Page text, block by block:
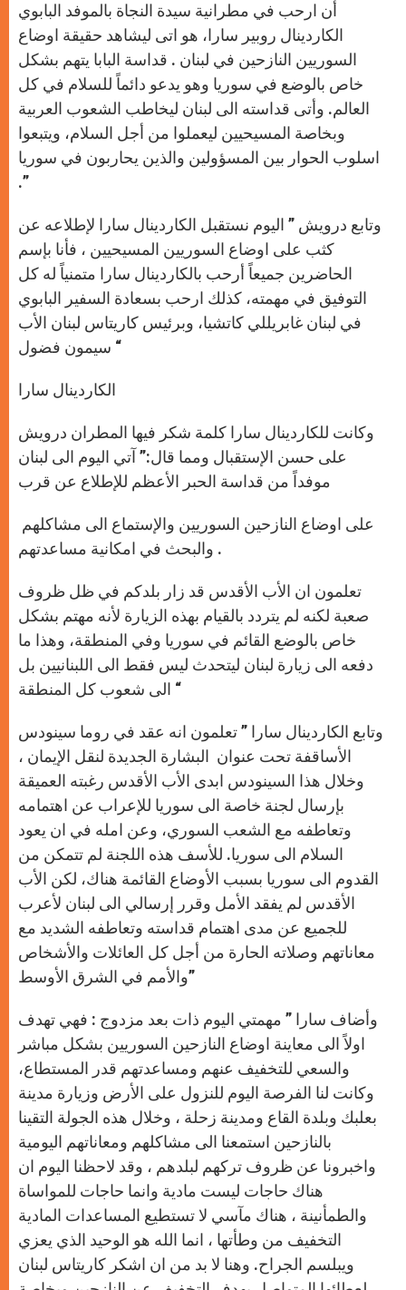
أن ارحب في مطرانية سيدة النجاة بالموفد البابوي
الكاردينال روبير سارا، هو اتى ليشاهد حقيقة اوضاع
السوريين النازحين في لبنان . قداسة البابا يتهم بشكل
خاص بالوضع في سوريا وهو يدعو دائماً للسلام في كل
العالم. وأتى قداسته الى لبنان ليخاطب الشعوب العربية
وبخاصة المسيحيين ليعملوا من أجل السلام، ويتبعوا
اسلوب الحوار بين المسؤولين والذين يحاربون في سوريا
.”
وتابع درويش ” اليوم نستقبل الكاردينال سارا لإطلاعه عن
كثب على اوضاع السوريين المسيحيين ، فأنا بإسم
الحاضرين جميعاً أرحب بالكاردينال سارا متمنياً له كل
التوفيق في مهمته، كذلك ارحب بسعادة السفير البابوي
في لبنان غابريللي كاتشيا، وبرئيس كاريتاس لبنان الأب
سيمون فضول “
الكاردينال سارا
وكانت للكاردينال سارا كلمة شكر فيها المطران درويش
على حسن الإستقبال ومما قال:” آتي اليوم الى لبنان
موفداً من قداسة الحبر الأعظم للإطلاع عن قرب
على اوضاع النازحين السوريين والإستماع الى مشاكلهم
والبحث في امكانية مساعدتهم .
تعلمون ان الأب الأقدس قد زار بلدكم في ظل ظروف
صعبة لكنه لم يتردد بالقيام بهذه الزيارة لأنه مهتم بشكل
خاص بالوضع القائم في سوريا وفي المنطقة، وهذا ما
دفعه الى زيارة لبنان ليتحدث ليس فقط الى اللبنانيين بل
الى شعوب كل المنطقة “
وتابع الكاردينال سارا ” تعلمون انه عقد في روما سينودس
الأساقفة تحت عنوان البشارة الجديدة لنقل الإيمان ،
وخلال هذا السينودس ابدى الأب الأقدس رغبته العميقة
بإرسال لجنة خاصة الى سوريا للإعراب عن اهتمامه
وتعاطفه مع الشعب السوري، وعن امله في ان يعود
السلام الى سوريا. للأسف هذه اللجنة لم تتمكن من
القدوم الى سوريا بسبب الأوضاع القائمة هناك، لكن الأب
الأقدس لم يفقد الأمل وقرر إرسالي الى لبنان لأعرب
للجميع عن مدى اهتمام قداسته وتعاطفه الشديد مع
معاناتهم وصلاته الحارة من أجل كل العائلات والأشخاص
والأمم في الشرق الأوسط”
وأضاف سارا ” مهمتي اليوم ذات بعد مزدوج : فهي تهدف
اولاً الى معاينة اوضاع النازحين السوريين بشكل مباشر
والسعي للتخفيف عنهم ومساعدتهم قدر المستطاع،
وكانت لنا الفرصة اليوم للنزول على الأرض وزيارة مدينة
بعلبك وبلدة القاع ومدينة زحلة ، وخلال هذه الجولة التقينا
بالنازحين استمعنا الى مشاكلهم ومعاناتهم اليومية
واخبرونا عن ظروف تركهم لبلدهم ، وقد لاحظنا اليوم ان
هناك حاجات ليست مادية وانما حاجات للمواساة
والطمأنينة ، هناك مآسي لا تستطيع المساعدات المادية
التخفيف من وطأتها ، انما الله هو الوحيد الذي يعزي
ويبلسم الجراح. وهنا لا بد من ان اشكر كاريتاس لبنان